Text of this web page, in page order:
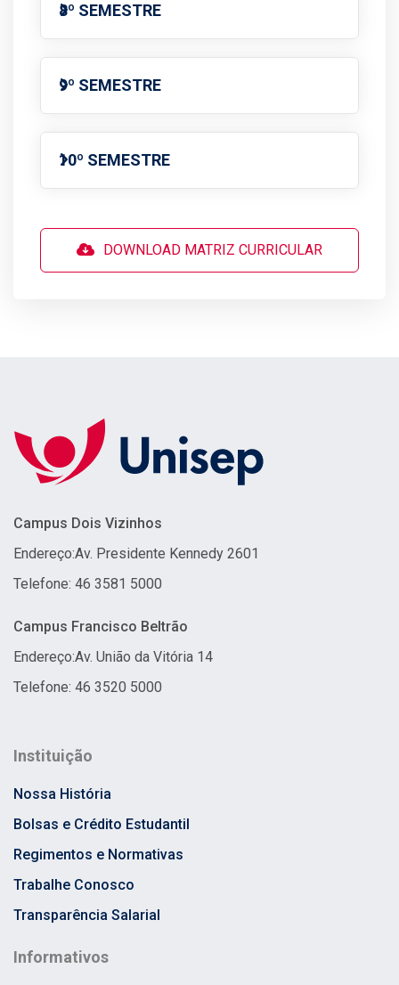
8º SEMESTRE
9º SEMESTRE
10º SEMESTRE
DOWNLOAD MATRIZ CURRICULAR
Campus Dois Vizinhos
Endereço:Av. Presidente Kennedy 2601
Telefone: 46 3581 5000
Campus Francisco Beltrão
Endereço:Av. União da Vitória 14
Telefone: 46 3520 5000
Instituição
Nossa História
Bolsas e Crédito Estudantil
Regimentos e Normativas
Trabalhe Conosco
Transparência Salarial
Informativos